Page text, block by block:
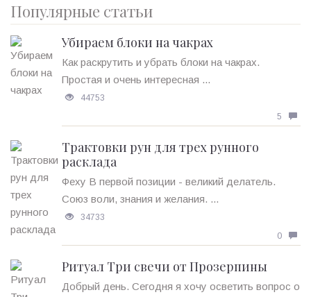
Популярные статьи
Убираем блоки на чакрах
Как раскрутить и убрать блоки на чакрах.
Простая и очень интересная ...
44753
5
Трактовки рун для трех рунного
расклада
Феху В первой позиции - великий делатель.
Союз воли, знания и желания. ...
34733
0
Ритуал Три свечи от Прозерпины
Добрый день. Сегодня я хочу осветить вопрос о